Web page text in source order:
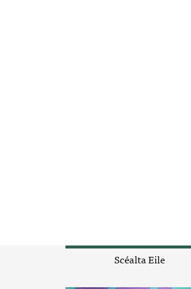
Scéalta Eile